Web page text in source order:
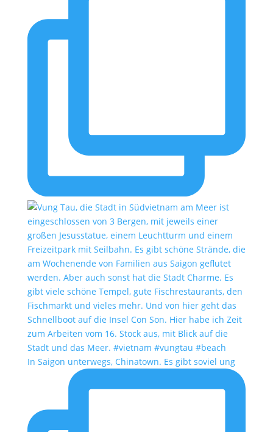
In Saigon unterwegs, Chinatown. Es gibt soviel ung